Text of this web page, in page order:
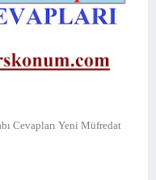
Cevapları Yeni Müfredat